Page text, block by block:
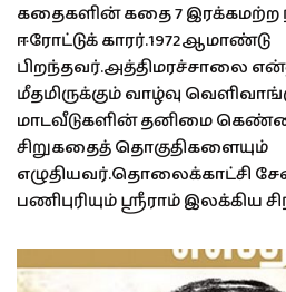
கதைகளின் கதை 7 இரக்கமற்ற
ஈரோட்டுக் காரர்.1972ஆமாண்டு
பிறந்தவர்.அத்திமரச்சாலை
மீதமிருக்கும் வாழ்வு
மாடவீடுகளின் தனிமை
சிறுகதைத் தொகுதிகளையும்
எழுதியவர்.தொலைக்காட்சி
பணிபுரியும் ஸ்ரீராம் இலக்கிய